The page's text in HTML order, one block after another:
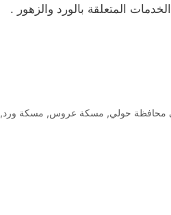
المتعلقة بالورد والزهور .
محافظة حولي, مسكة عروس, مسكة ورد,